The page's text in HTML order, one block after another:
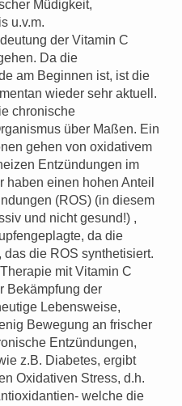
Müdigkeit,
u.v.m.
der Vitamin C
Da die
am Beginnen ist, ist die
wieder sehr aktuell.
chronische
über Maßen. Ein
gehen von oxidativem
Entzündungen im
haben einen hohen Anteil
(ROS) (in diesem
und nicht gesund!) ,
da die
die ROS synthetisiert.
mit Vitamin C
Bekämpfung der
Lebensweise,
Bewegung an frischer
Entzündungen,
z.B. Diabetes, ergibt
Oxidativen Stress, d.h.
welche die